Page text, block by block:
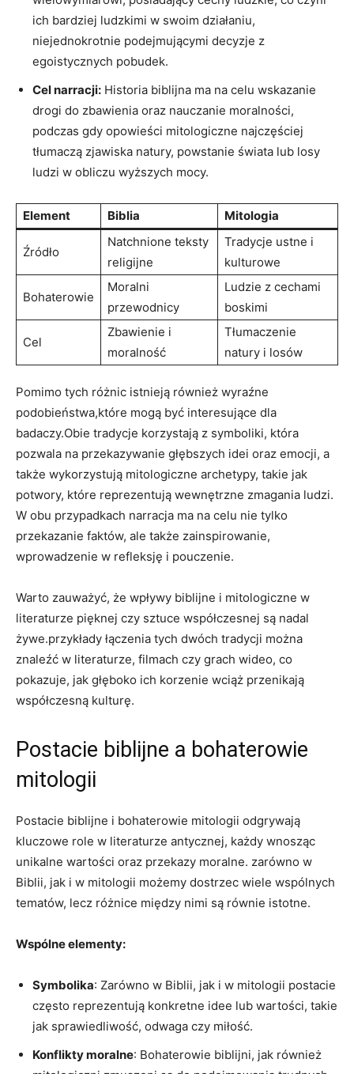
ich bardziej ludzkimi w swoim działaniu,
niejednokrotnie podejmującymi decyzje z
egoistycznych pobudek.
Cel narracji: Historia biblijna ma na celu wskazanie
drogi do zbawienia oraz nauczanie moralności,
podczas gdy opowieści mitologiczne najczęściej
tłumaczą zjawiska natury, powstanie świata lub losy
ludzi w obliczu wyższych mocy.
Element Biblia Mitologia
Źródło
Natchnione teksty
religijne
Tradycje ustne i
kulturowe
Bohaterowie
Moralni
przewodnicy
Ludzie z cechami
boskimi
Cel
Zbawienie i
moralność
Tłumaczenie
natury i losów
Pomimo tych różnic istnieją również wyraźne
podobieństwa,które mogą być interesujące dla
badaczy.Obie tradycje korzystają z symboliki, która
pozwala na przekazywanie głębszych idei oraz emocji, a
także wykorzystują mitologiczne archetypy, takie jak
potwory, które reprezentują wewnętrzne zmagania ludzi.
W obu przypadkach narracja ma na celu nie tylko
przekazanie faktów, ale także zainspirowanie,
wprowadzenie w refleksję i pouczenie.
Warto zauważyć, że wpływy biblijne i mitologiczne w
literaturze pięknej czy sztuce współczesnej są nadal
żywe.przykłady łączenia tych dwóch tradycji można
znaleźć w literaturze, filmach czy grach wideo, co
pokazuje, jak głęboko ich korzenie wciąż przenikają
współczesną kulturę.
Postacie biblijne a bohaterowie
mitologii
Postacie biblijne i bohaterowie mitologii odgrywają
kluczowe role w literaturze antycznej, każdy wnosząc
unikalne wartości oraz przekazy moralne. zarówno w
Biblii, jak i w mitologii możemy dostrzec wiele wspólnych
tematów, lecz różnice między nimi są równie istotne.
Wspólne elementy:
Symbolika: Zarówno w Biblii, jak i w mitologii postacie
często reprezentują konkretne idee lub wartości, takie
jak sprawiedliwość, odwaga czy miłość.
Konflikty moralne: Bohaterowie biblijni, jak również